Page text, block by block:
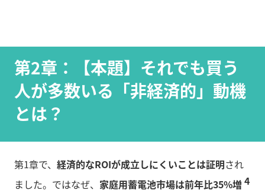
第2章：【本題】それでも買う
人が多数いる「非経済的」動機
とは？
第1章で、 経済的なROIが成立しにくいことは証明され
ました。ではなぜ、 家庭用蓄電池市場は前年比35%増 4